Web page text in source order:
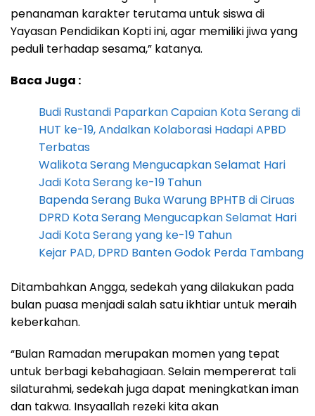
penanaman karakter terutama untuk siswa di
Yayasan Pendidikan Kopti ini, agar memiliki jiwa yang
peduli terhadap sesama,” katanya.
Baca Juga :
Budi Rustandi Paparkan Capaian Kota Serang di
HUT ke-19, Andalkan Kolaborasi Hadapi APBD
Terbatas
Walikota Serang Mengucapkan Selamat Hari
Jadi Kota Serang ke-19 Tahun
Bapenda Serang Buka Warung BPHTB di Ciruas
DPRD Kota Serang Mengucapkan Selamat Hari
Jadi Kota Serang yang ke-19 Tahun
Kejar PAD, DPRD Banten Godok Perda Tambang
Ditambahkan Angga, sedekah yang dilakukan pada
bulan puasa menjadi salah satu ikhtiar untuk meraih
keberkahan.
“Bulan Ramadan merupakan momen yang tepat
untuk berbagi kebahagiaan. Selain mempererat tali
silaturahmi, sedekah juga dapat meningkatkan iman
dan takwa. Insyaallah rezeki kita akan